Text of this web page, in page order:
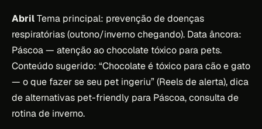
AbrilTema principal: prevenção de doenças
respiratórias (outono/inverno chegando). Data âncora:
Páscoa — atenção ao chocolate tóxico para pets.
Conteúdo sugerido: “Chocolate é tóxico para cão e gato
— o que fazer se seu pet ingeriu” (Reels de alerta), dica
de alternativas pet-friendly para Páscoa, consulta de
rotina de inverno.